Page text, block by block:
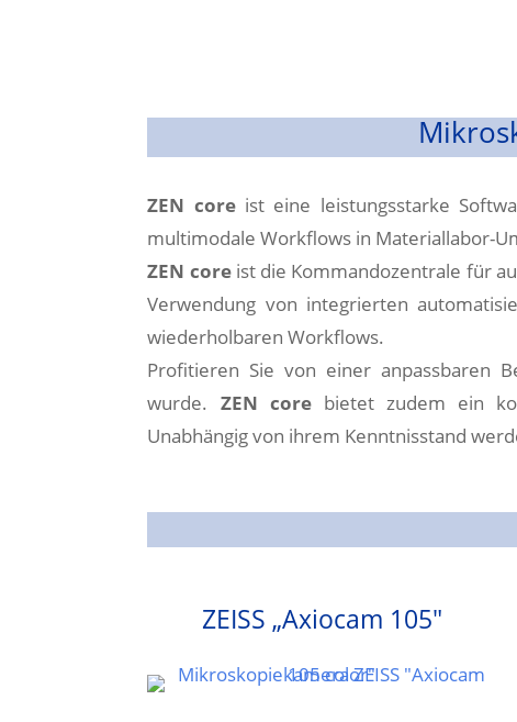
ZEN coreist eine leistungsstarke
multimodale Workflows in Materiallabor-
ZEN coreist die Kommandozentrale für
Verwendung von integrierten
wiederholbaren Workflows.
Profitieren Sie von einer anpassbaren
wurde. ZEN corebietet zudem ein
Unabhängig von ihrem Kenntnisstand
ZEISS „Axiocam 105″